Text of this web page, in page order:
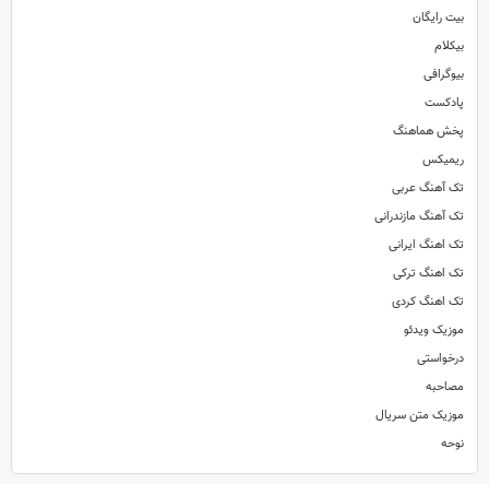
بیت رایگان
بیکلام
بیوگرافی
پادکست
پخش هماهنگ
ریمیکس
تک آهنگ عربی
تک آهنگ مازندرانی
تک اهنگ ایرانی
تک اهنگ ترکی
تک اهنگ کردی
موزیک ویدئو
درخواستی
مصاحبه
موزیک متن سریال
نوحه